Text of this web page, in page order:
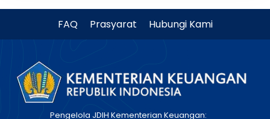
FAQ Prasyarat Hubungi Kami
Pengelola JDIH Kementerian Keuangan: